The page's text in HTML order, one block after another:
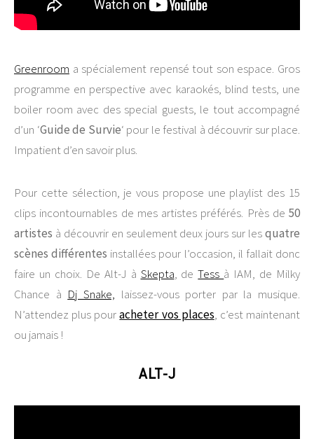
Greenroom a spécialement repensé tout son espace. Gros
programme en perspective avec karaokés, blind tests, une
boiler room avec des special guests, le tout accompagné
d’un ‘Guide de Survie‘ pour le festival à découvrir sur place.
Impatient d’en savoir plus.
Pour cette sélection, je vous propose une playlist des 15
clips incontournables de mes artistes préférés. Près de 50
artistes à découvrir en seulement deux jours sur lesquatre
scènes différentes installées pour l’occasion, il fallait donc
faire un choix. De Alt-J à Skepta, deTess à IAM, de Milky
Chance à Dj Snake, laissez-vous porter par la musique.
N’attendez plus pouracheter vos places, c’est maintenant
ou jamais !
ALT-J